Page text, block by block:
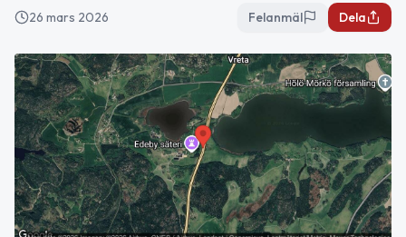
26 mars 2026 Felanmäl Dela